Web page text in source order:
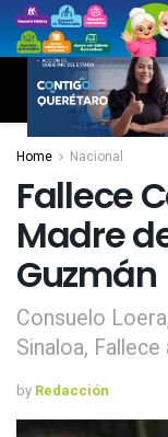
Home Nacional
Fallece
Madre
Guzmán
Consuelo
Sinaloa,
by Redacción